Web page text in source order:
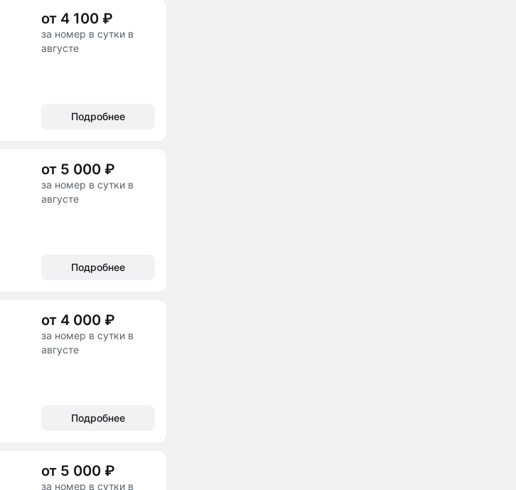
от 4 100 ₽
за номер в сутки в
августе
Подробнее
от 5 000 ₽
за номер в сутки в
августе
Подробнее
от 4 000 ₽
за номер в сутки в
августе
Подробнее
от 5 000 ₽
за номер в сутки в